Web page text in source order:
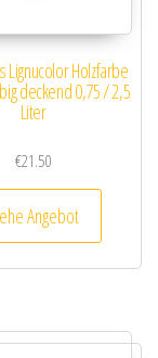
Lignucolor Holzfarbe
deckend 0,75 / 2,5
Liter
€21.50
Angebot